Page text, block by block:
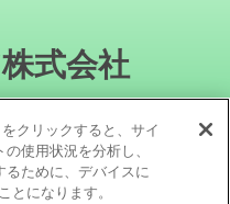
式会社
クリックすると、サイ
使用状況を分析し、
るために、デバイスに
とになります。